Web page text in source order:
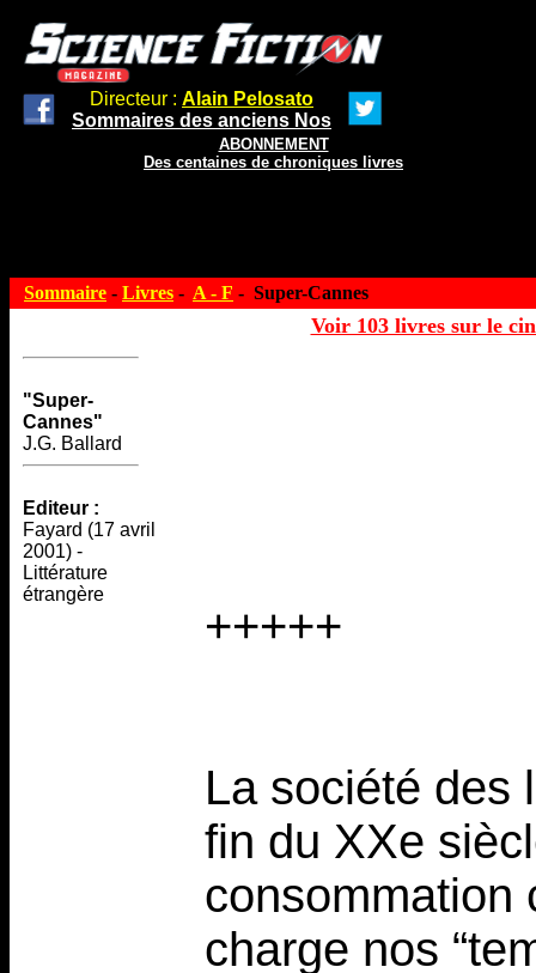
Directeur : Alain Pelosato
Sommaires des anciens Nos
ABONNEMENT
Des centaines de chroniques livres
Sommaire - Livres - A - F - Super-Cannes
Voir 103 livres sur le
"Super-
Cannes"
J.G. Ballard
Editeur :
Fayard (17 avril
2001) -
Littérature
étrangère
+++++
La société des
fin du XXe
consommation
charge nos